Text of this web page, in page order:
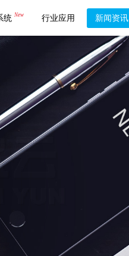
统 New 行业应用 新闻资讯